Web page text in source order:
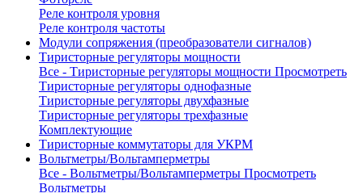
Реле контроля уровня
Реле контроля частоты
Модули сопряжения (преобразователи сигналов)
Тиристорные регуляторы мощности
Все - Тиристорные регуляторы мощности Просмотреть
Тиристорные регуляторы однофазные
Тиристорные регуляторы двухфазные
Тиристорные регуляторы трехфазные
Комплектующие
Тиристорные коммутаторы для УКРМ
Вольтметры/Вольтамперметры
Все - Вольтметры/Вольтамперметры Просмотреть
Вольтметры